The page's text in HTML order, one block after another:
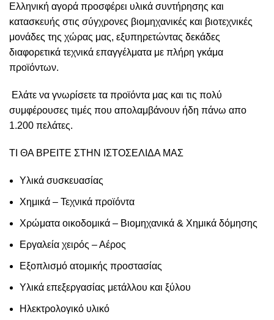
Ελληνική αγορά προσφέρει υλικά συντήρησης και
κατασκευής στις σύγχρονες βιομηχανικές και βιοτεχνικές
μονάδες της χώρας μας, εξυπηρετώντας δεκάδες
διαφορετικά τεχνικά επαγγέλματα με πλήρη γκάμα
προϊόντων.
Ελάτε να γνωρίσετε τα προϊόντα μας και τις πολύ
συμφέρουσες τιμές που απολαμβάνουν ήδη πάνω απο
1.200 πελάτες.
ΤΙ ΘΑ ΒΡΕΙΤΕ ΣΤΗΝ ΙΣΤΟΣΕΛΙΔΑ ΜΑΣ
Υλικά συσκευασίας
Χημικά – Τεχνικά προϊόντα
Χρώματα οικοδομικά – Βιομηχανικά & Χημικά δόμησης
Εργαλεία χειρός – Αέρος
Εξοπλισμό ατομικής προστασίας
Υλικά επεξεργασίας μετάλλου και ξύλου
Ηλεκτρολογικό υλικό